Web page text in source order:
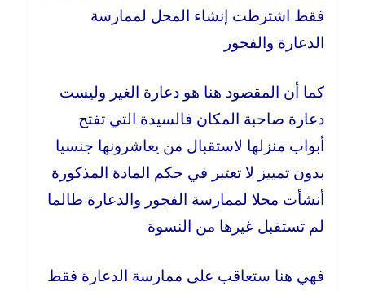
فقط اشترطت إنشاء المحل لممارسة
الدعارة والفجور
كما أن المقصود هنا هو دعارة الغير وليست
دعارة صاحبة المكان فالسيدة التي تفتح
أبواب منزلها لاستقبال من يعاشرونها جنسيا
بدون تمييز لا تعتبر في حكم المادة المذكورة
أنشأت محلا لممارسة الفجور والدعارة طالما
لم تستقبل غيرها من النسوة
فهي هنا ستعاقب على ممارسة الدعارة فقط